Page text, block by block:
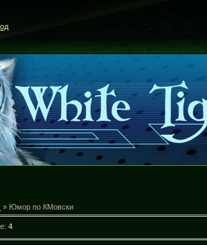
» Юмор по КМовски
4